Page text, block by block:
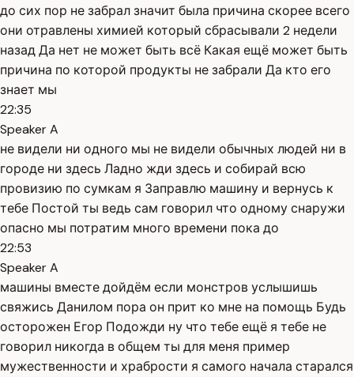
до сих пор не забрал значит была причина скорее всего
они отравлены химией который сбрасывали 2 недели
назад Да нет не может быть всё Какая ещё может быть
причина по которой продукты не забрали Да кто его
знает мы
22:35
Speaker A
не видели ни одного мы не видели обычных людей ни в
городе ни здесь Ладно жди здесь и собирай всю
провизию по сумкам я Заправлю машину и вернусь к
тебе Постой ты ведь сам говорил что одному снаружи
опасно мы потратим много времени пока до
22:53
Speaker A
машины вместе дойдём если монстров услышишь
свяжись Данилом пора он прит ко мне на помощь Будь
осторожен Егор Подожди ну что тебе ещё я тебе не
говорил никогда в общем ты для меня пример
мужественности и храбрости я самого начала старался